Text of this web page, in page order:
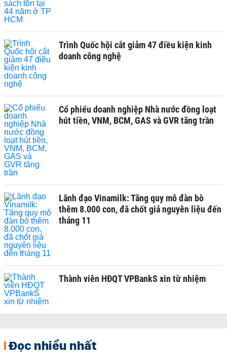
Trình Quốc hội cắt giảm 47 điều kiện kinh
doanh công nghệ
Cổ phiếu doanh nghiệp Nhà nước đồng loạt
hút tiền, VNM, BCM, GAS và GVR tăng trần
Lãnh đạo Vinamilk: Tăng quy mô đàn bò
thêm 8.000 con, đã chốt giá nguyên liệu đến
tháng 11
Thành viên HĐQT VPBankS xin từ nhiệm
Đọc nhiều nhất